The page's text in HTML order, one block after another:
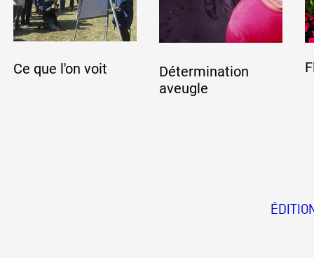
Ce que l'on voit
Détermination
aveugle